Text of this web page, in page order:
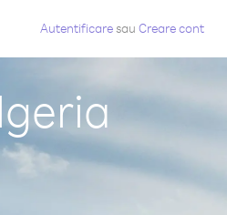
Autentificaresau Creare cont